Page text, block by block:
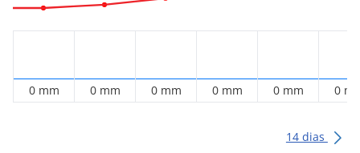
0 mm 0 mm 0 mm 0 mm 0 mm 0
14 dias